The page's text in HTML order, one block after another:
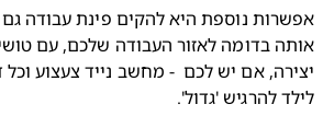
להרגיש 'גדול'.